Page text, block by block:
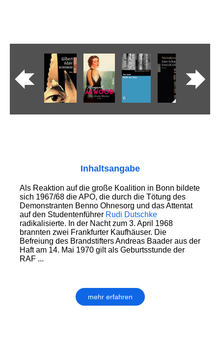
Inhaltsangabe
Als Reaktion auf die große Koalition in Bonn bildete
sich 1967/68 die APO, die durch die Tötung des
Demonstranten Benno Ohnesorg und das Attentat
auf den Studentenführer Rudi Dutschke
radikalisierte. In der Nacht zum 3. April 1968
brannten zwei Frankfurter Kaufhäuser. Die
Befreiung des Brandstifters Andreas Baader aus der
Haft am 14. Mai 1970 gilt als Geburtsstunde der
RAF ...
mehr erfahren